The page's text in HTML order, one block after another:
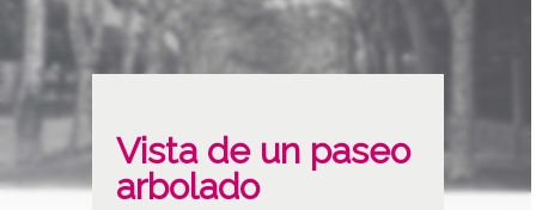
Vista de un paseo
arbolado